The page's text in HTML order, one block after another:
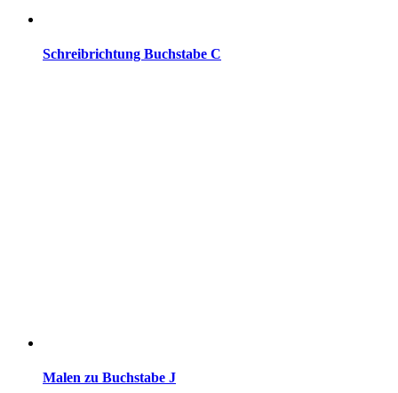
Schreibrichtung Buchstabe C
Malen zu Buchstabe J